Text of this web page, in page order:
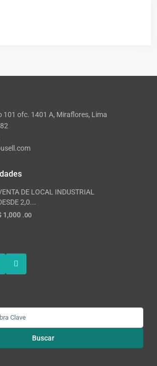
101 ofc. 1401 A, Miraflores, Lima
DE LOCAL INDUSTRIAL
2,0...
1,000 .00
Buscar